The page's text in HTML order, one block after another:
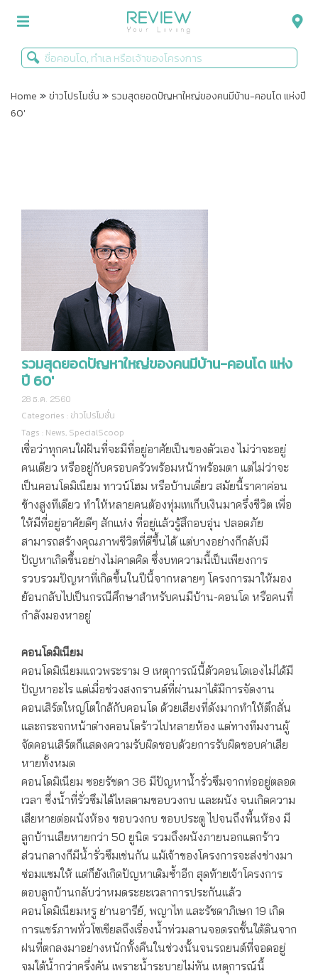
รีวิวคอนโด
Infographic
Home »ข่าวโปรโมชั่น » รวมสุดยอดปัญหาใหญ่ของคนมีบ้าน-คอนโด แห่งปี
60′
รวมสุดยอดปัญหาใหญ่ของคนมีบ้าน-คอนโด แห่ง
ปี 60′
28 ธ.ค. 2560
Categories : ข่าวโปรโมชั่น
Tags : News, SpecialScoop
เชื่อว่าทุกคนใฝ่ฝันที่จะมีที่อยู่อาศัยเป็นของตัวเอง ไม่ว่าจะอยู่
คนเดียว หรืออยู่กับครอบครัวพร้อมหน้าพร้อมตา แต่ไม่ว่าจะ
เป็นคอนโดมิเนียม ทาวน์โฮม หรือบ้านเดี่ยว สมัยนี้ราคาค่อน
ข้างสูงทีเดียว ทำให้หลายคนต้องทุ่มเทเก็บเงินมาครึ่งชีวิต เพื่อ
ให้มีที่อยู่อาศัยดีๆ สักแห่ง ที่อยู่แล้วรู้สึกอบอุ่น ปลอดภัย
สามารถสร้างคุณภาพชีวิตที่ดีขึ้นได้ แต่บางอย่างก็กลับมี
ปัญหาเกิดขึ้นอย่างไม่คาดคิด ซึ่งบทความนี้เป็นเพียงการ
รวบรวมปัญหาที่เกิดขึ้นในปีนี้จากหลายๆ โครงการมาให้มอง
ย้อนกลับไปเป็นกรณีศึกษาสำหรับคนมีบ้าน-คอนโด หรือคนที่
กำลังมองหาอยู่
คอนโดมิเนียม
คอนโดมิเนียมแถวพระราม 9 เหตุการณ์นี้ตัวคอนโดเองไม่ได้มี
ปัญหาอะไร แต่เมื่อช่วงสงกรานต์ที่ผ่านมาได้มีการจัดงาน
คอนเสิร์ตใหญ่โตใกล้กับคอนโด ด้วยเสียงที่ดังมากทำให้ตึกสั่น
และกระจกหน้าต่างคอนโดร้าวไปหลายห้อง แต่ทางทีมงานผู้
จัดคอนเสิร์ตก็แสดงความรับผิดชอบด้วยการรับผิดชอบค่าเสีย
หายทั้งหมด
คอนโดมิเนียม ซอยรัชดา 36 มีปัญหาน้ำรั่วซึมจากท่ออยู่ตลอด
เวลา ซึ่งน้ำที่รั่วซึมได้ไหลตามขอบวงกบ และผนัง จนเกิดความ
เสียหายต่อผนังห้อง ขอบวงกบ ขอบประตู ไปจนถึงพื้นห้อง มี
ลูกบ้านเสียหายกว่า 50 ยูนิต รวมถึงผนังภายนอกแตกร้าว
ส่วนกลางก็มีน้ำรั่วซึมเช่นกัน แม้เจ้าของโครงการจะส่งช่างมา
ซ่อมแซมให้ แต่ก็ยังเกิดปัญหาเดิมซ้ำอีก สุดท้ายเจ้าโครงการ
ตอบลูกบ้านกลับว่าหมดระยะเวลาการประกันแล้ว
คอนโดมิเนียมหรู ย่านอารีย์, พญาไท และรัชดาภิเษก 19 เกิด
การแชร์ภาพทั่วโซเชียลถึงเรื่องน้ำท่วมลานจอดรถชั้นใต้ดินจาก
ฝนที่ตกลงมาอย่างหนักทั้งคืนในช่วงนั้นจนรถยนต์ที่จอดอยู่
จมใต้น้ำกว่าครึ่งคัน เพราะน้ำระบายไม่ทัน เหตุการณ์นี้